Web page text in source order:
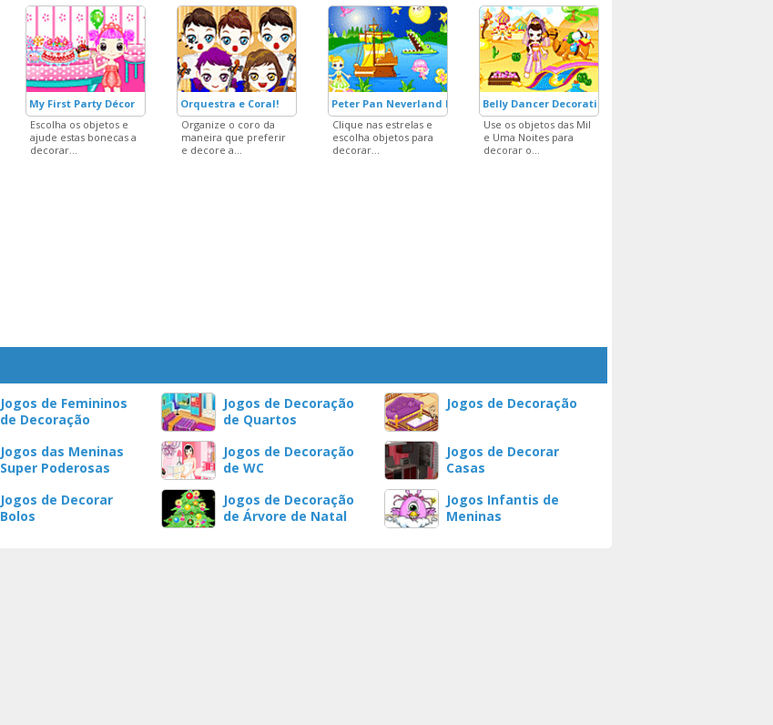
My First Party Décor
Escolha os objetos e
ajude estas bonecas a
decorar...
Orquestra e Coral!
Organize o coro da
maneira que preferir
e decore a...
Peter Pan Neverland Decoration
Clique nas estrelas e
escolha objetos para
decorar...
Belly Dancer Decoration
Use os objetos das Mil
e Uma Noites para
decorar o...
Jogos de Femininos
de Decoração
Jogos de Decoração
de Quartos
Jogos de Decoração
Jogos das Meninas
Super Poderosas
Jogos de Decoração
de WC
Jogos de Decorar
Casas
Jogos de Decorar
Bolos
Jogos de Decoração
de Árvore de Natal
Jogos Infantis de
Meninas